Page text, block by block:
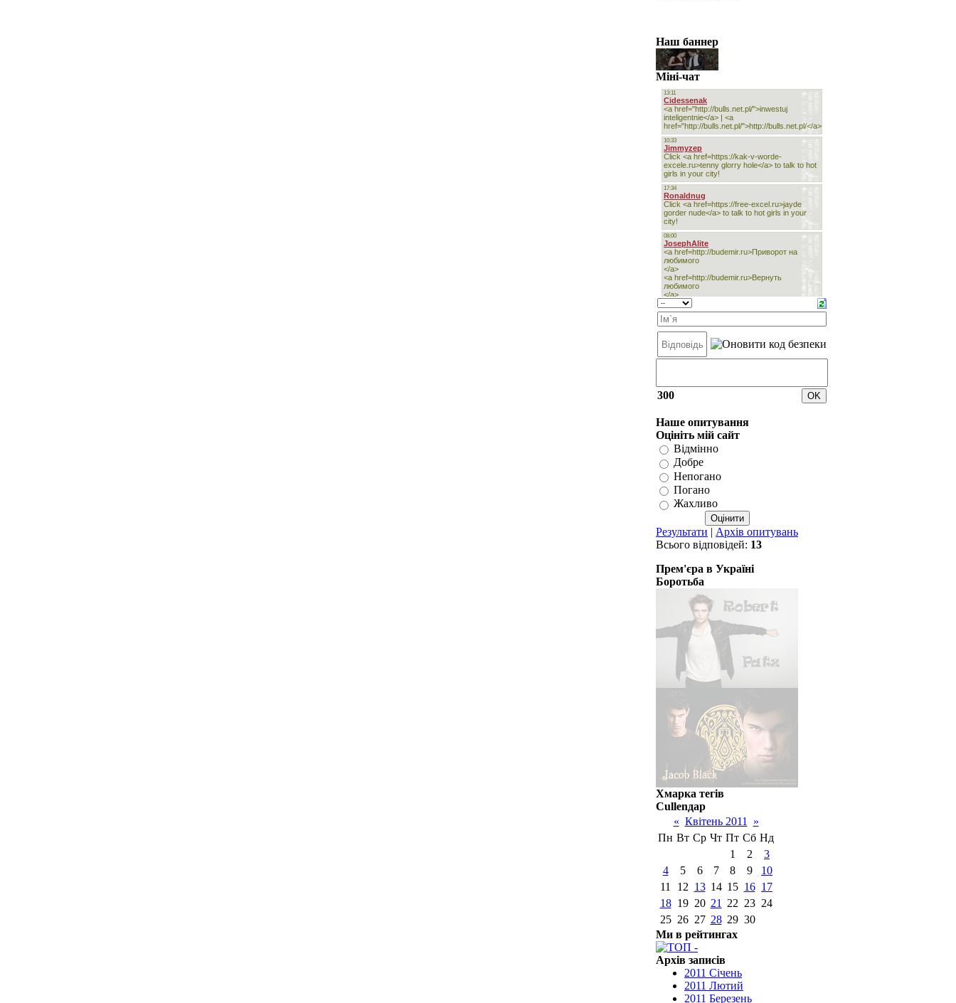
Наш баннер
Міні-чат
300
Наше опитування
Оцініть мій сайт
Відмінно
Добре
Непогано
Погано
Жахливо
Результати | Архів опитувань
Всього відповідей: 13
Прем'єра в Україні
Боротьба
Хмарка тегів
Cullenдар
« Квітень 2011
»
Пн Вт Ср Чт Пт Сб Нд
1
2
3
4
5 6 7 8 9
10
11
12 13 14 15 16 17
18 19 20 21 22 23 24
25 26 27 28 29 30
Ми в рейтингах
Архів записів
2011 Січень
2011 Лютий
2011 Березень